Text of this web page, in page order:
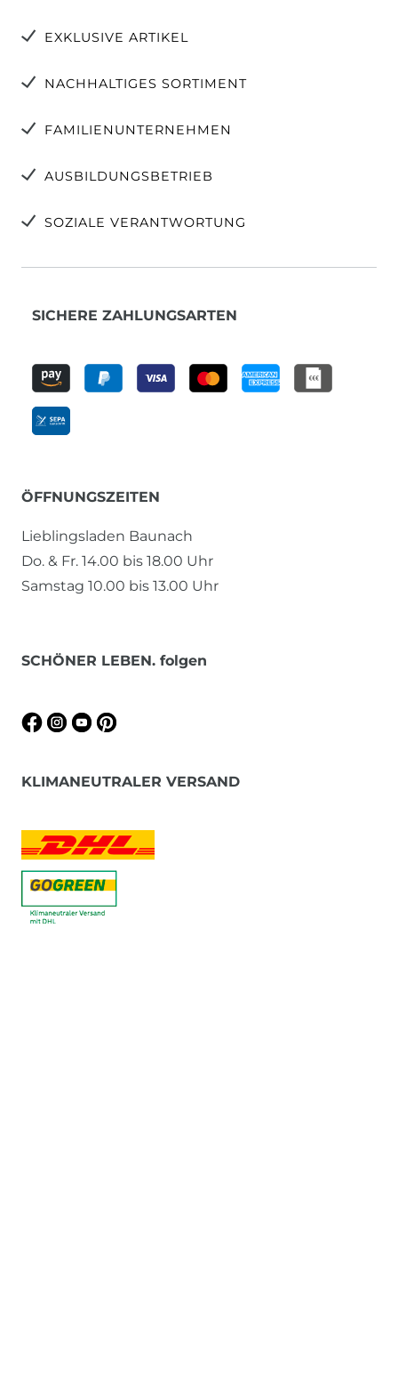
EXKLUSIVE ARTIKEL
NACHHALTIGES SORTIMENT
FAMILIENUNTERNEHMEN
AUSBILDUNGSBETRIEB
SOZIALE VERANTWORTUNG
SICHERE ZAHLUNGSARTEN
ÖFFNUNGSZEITEN
Lieblingsladen Baunach
Do. & Fr. 14.00 bis 18.00 Uhr
Samstag 10.00 bis 13.00 Uhr
SCHÖNER LEBEN. folgen
KLIMANEUTRALER VERSAND